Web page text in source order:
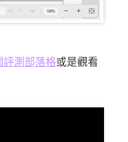
評測部落格或是觀看